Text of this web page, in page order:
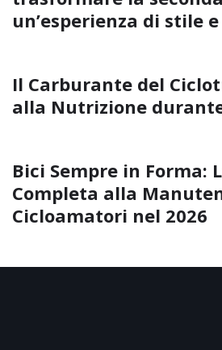
un’esperienza di stile
Il Carburante del
alla Nutrizione
Bici Sempre in Forma:
Completa alla
Cicloamatori nel 2026